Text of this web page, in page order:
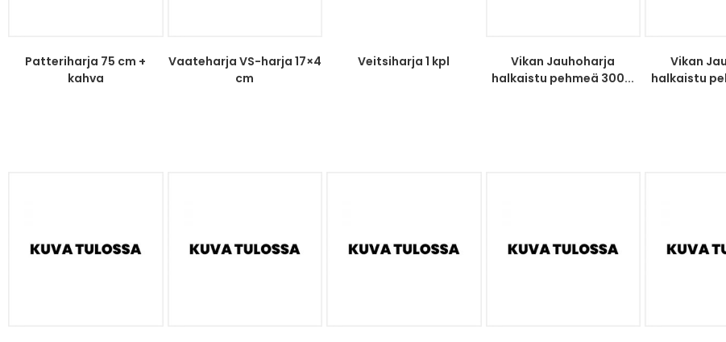
Patteriharja 75 cm +
kahva
Vaateharja VS-harja 17×4
cm
Veitsiharja 1 kpl
Vikan Jauhoharja
halkaistu pehmeä 300...
Vikan
halkaistu